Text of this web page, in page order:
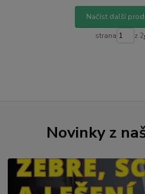
Načíst další
strana z 2
Novinky z